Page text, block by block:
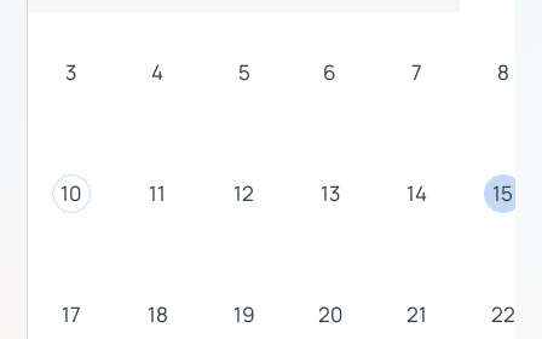
3 4 5 6 7 8
10 11 12 13 14 15
17 18 19 20 21 22